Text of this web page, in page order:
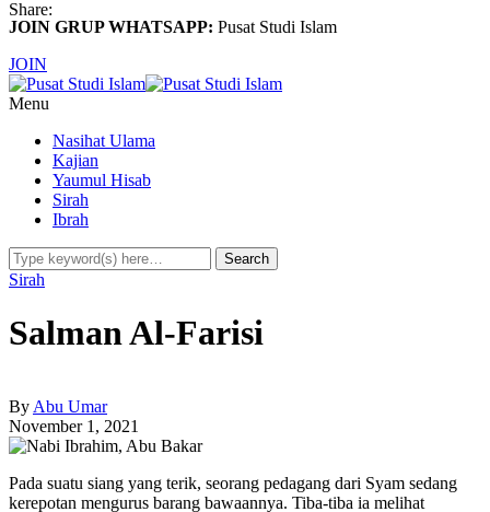
JOIN GRUP WHATSAPP: Pusat Studi Islam
JOIN
Menu
Nasihat Ulama
Kajian
Yaumul Hisab
Sirah
Ibrah
Sirah
Salman Al-Farisi
By Abu Umar
November 1, 2021
Pada suatu siang yang terik, seorang pedagang dari Syam sedang
kerepotan mengurus barang bawaannya. Tiba-tiba ia melihat
Share: